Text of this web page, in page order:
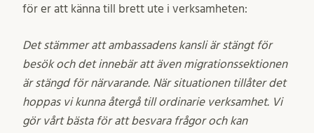
för er att känna till brett ute i verksamheten:
Det stämmer att ambassadens kansli är stängt för
besök och det innebär att även migrationssektionen
är stängd för närvarande. När situationen tillåter det
hoppas vi kunna återgå till ordinarie verksamhet. Vi
gör vårt bästa för att besvara frågor och kan